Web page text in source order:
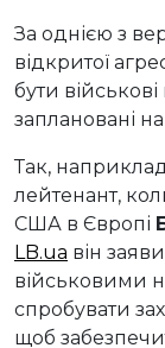
За однією з
відкритої
бути
заплановані
Так,
лейтенант,
США в Європі
LB.ua він
військовими
спробувати
щоб